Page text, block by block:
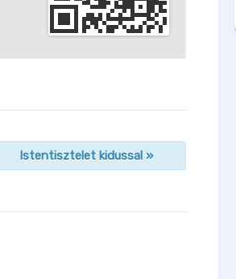
Istentisztelet kidussal »